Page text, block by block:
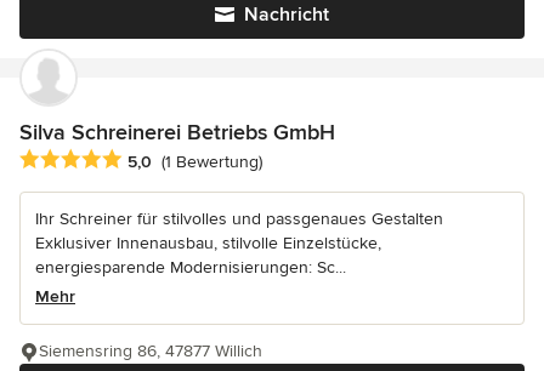
Nachricht
Silva Schreinerei Betriebs GmbH
Durchschnittliche Bewertung: 5 von 5 Sternen
5,0 (1 Bewertung)
Ihr Schreiner für stilvolles und passgenaues Gestalten
Exklusiver Innenausbau, stilvolle Einzelstücke,
energiesparende Modernisierungen: Sc...
Mehr
Siemensring 86, 47877 Willich